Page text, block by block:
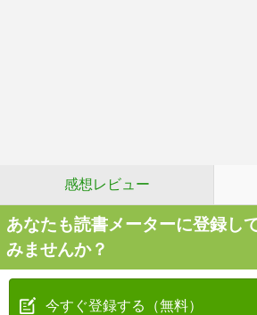
感想レビュー
あなたも読書メーターに登録し
みませんか？
今すぐ登録する（無料）